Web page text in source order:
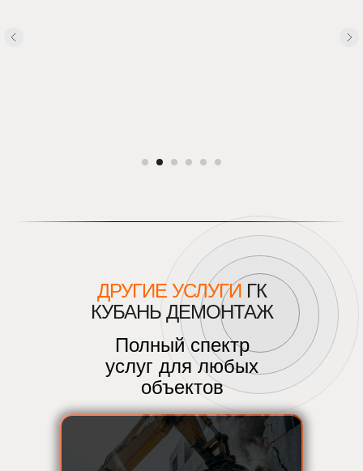
ДРУГИЕ УСЛУГИ ГК
КУБАНЬ ДЕМОНТАЖ
Полный спектр
услуг для любых
объектов